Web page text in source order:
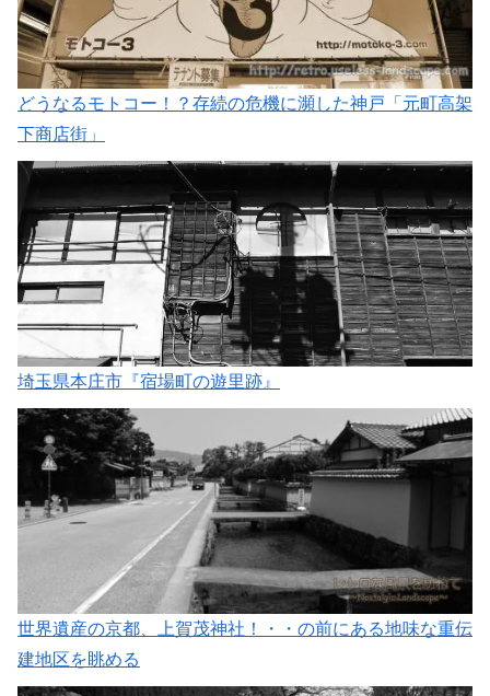
どうなるモトコー！？存続の危機に瀕した神戸「元町高架
下商店街」
埼玉県本庄市『宿場町の遊里跡』
世界遺産の京都、上賀茂神社！・・の前にある地味な重伝
建地区を眺める